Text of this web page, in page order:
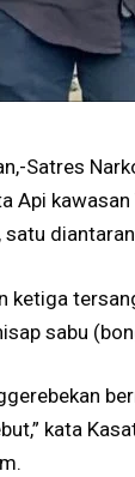
Satres
Api
satu
ketiga
sabu
kata